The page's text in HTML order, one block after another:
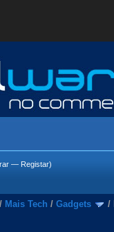
— Registar)
/ Mais Tech / Gadgets /